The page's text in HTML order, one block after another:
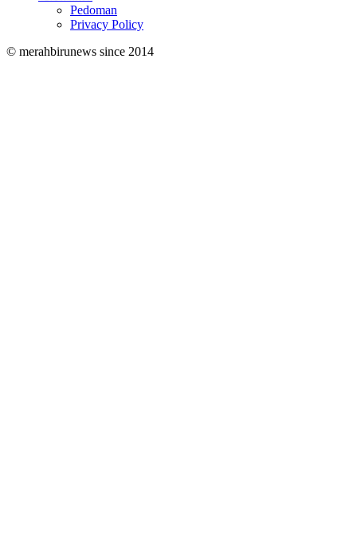
Pedoman
Privacy Policy
© merahbirunews since 2014